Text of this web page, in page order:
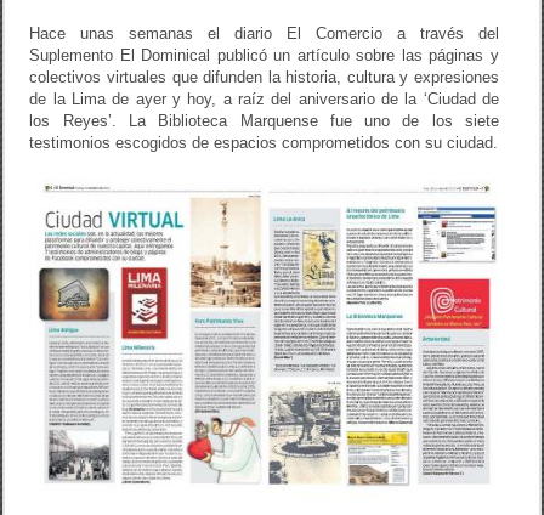
Hace unas semanas el diario El Comercio a través del
Suplemento El Dominical publicó un artículo sobre las páginas y
colectivos virtuales que difunden la historia, cultura y expresiones
de la Lima de ayer y hoy, a raíz del aniversario de la ‘Ciudad de
los Reyes’. La Biblioteca Marquense fue uno de los siete
testimonios escogidos de espacios comprometidos con su ciudad.